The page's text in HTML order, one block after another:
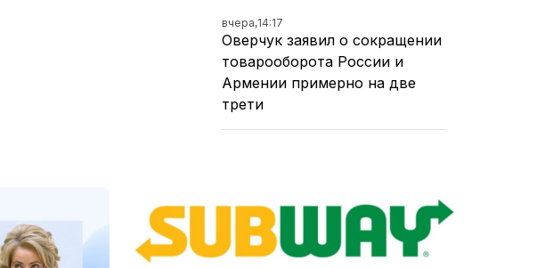
вчера,14:17
Оверчук заявил о сокращении
товарооборота России и
Армении примерно на две
трети